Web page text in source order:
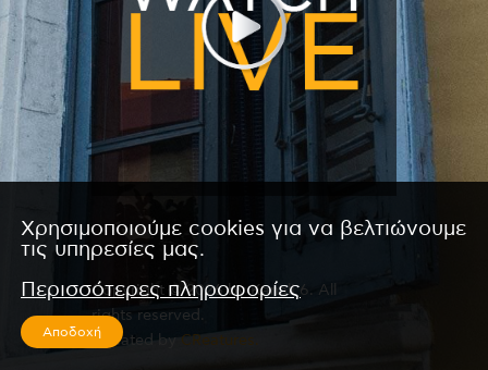
Copyright © 2026 by Kanali 6. All
rights reserved.
CReated by CReatures.
Χρησιμοποιούμε cookies για να βελτιώνουμε
τις υπηρεσίες μας.
Περισσότερες πληροφορίες
Αποδοχή